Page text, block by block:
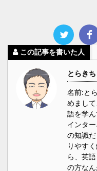
この記事を書いた人
とらきち
名前:と
めまし
語を学
インタ
の知識
りやす
ら、英
の方な